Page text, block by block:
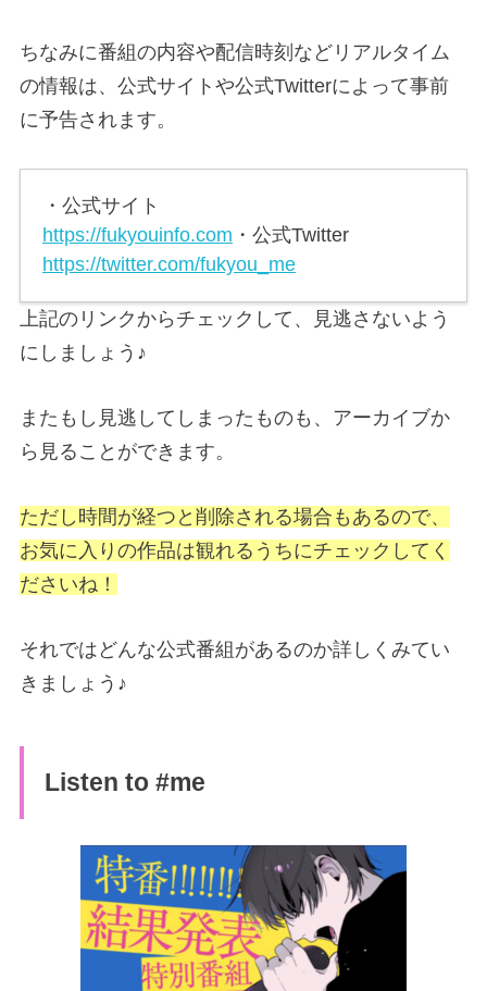
ちなみに番組の内容や配信時刻などリアルタイム
の情報は、公式サイトや公式Twitterによって事前
に予告されます。
・公式サイト
https://fukyouinfo.com ・公式Twitter
https://twitter.com/fukyou_me
上記のリンクからチェックして、見逃さないよう
にしましょう♪
またもし見逃してしまったものも、アーカイブか
ら見ることができます。
ただし時間が経つと削除される場合もあるので、
お気に入りの作品は観れるうちにチェックしてく
ださいね！
それではどんな公式番組があるのか詳しくみてい
きましょう♪
Listen to #me